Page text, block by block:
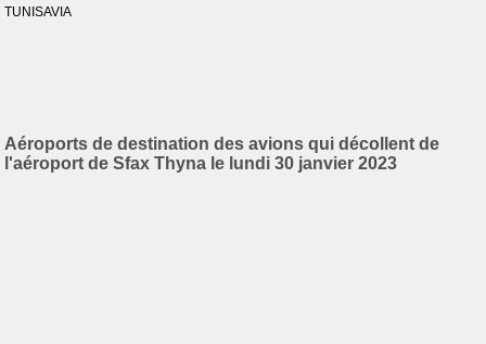
TUNISAVIA
Aéroports de destination des avions qui décollent de
l'aéroport de Sfax Thyna le lundi 30 janvier 2023